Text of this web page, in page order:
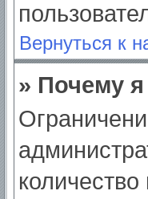
Вернуться к
» Почему